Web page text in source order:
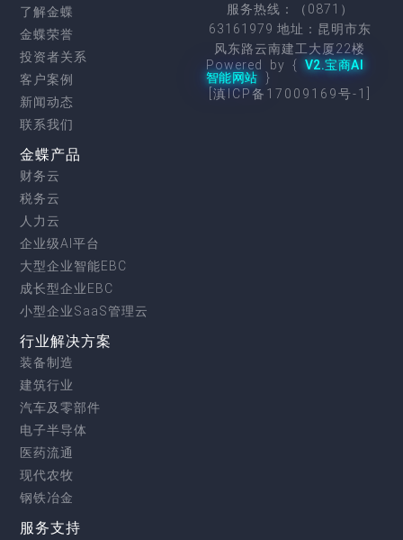
了解金蝶
金蝶荣誉
投资者关系
客户案例
新闻动态
联系我们
金蝶产品
财务云
税务云
人力云
企业级AI平台
大型企业智能EBC
成长型企业EBC
小型企业SaaS管理云
行业解决方案
装备制造
建筑行业
汽车及零部件
电子半导体
医药流通
现代农牧
钢铁冶金
服务支持
服务热线：（0871）
63161979 地址：昆明市东
风东路云南建工大厦22楼
Powered by { V2.宝商AI
智能网站 }
[滇ICP备17009169号-1]